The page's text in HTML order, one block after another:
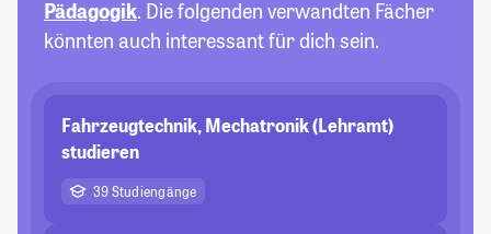
Pädagogik. Die folgenden verwandten Fächer
könnten auch interessant für dich sein.
Fahrzeugtechnik, Mechatronik (Lehramt)
studieren
39 Studiengänge